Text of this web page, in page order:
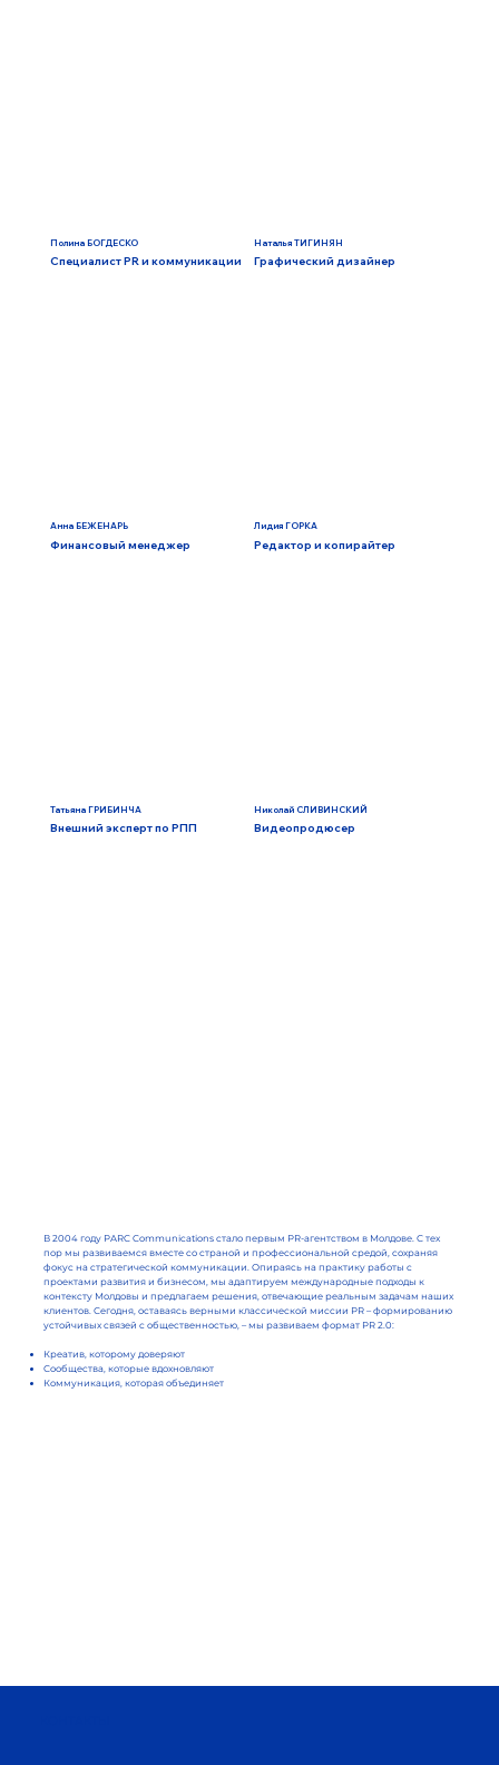
В 2004 году PARC Communications стало первым PR-агентством в Молдове. С тех
пор мы развиваемся вместе со страной и профессиональной средой, сохраняя
фокус на стратегической коммуникации. Опираясь на практику работы с
проектами развития и бизнесом, мы адаптируем международные подходы к
контексту Молдовы и предлагаем решения, отвечающие реальным задачам наших
клиентов. Сегодня, оставаясь верными классической миссии PR – формированию
устойчивых связей с общественностью, – мы развиваем формат PR 2.0:
Креатив, которому доверяют
Сообщества, которые вдохновляют
Коммуникация, которая объединяет
Полина БОГДЕСКО
Специалист PR и коммуникации
Наталья ТИГИНЯН
Графический дизайнер
Анна БЕЖЕНАРЬ
Финансовый менеджер
Лидия ГОРКА
Редактор и копирайтер
Татьяна ГРИБИНЧА
Внешний эксперт по РПП
Николай СЛИВИНСКИЙ
Видеопродюсер